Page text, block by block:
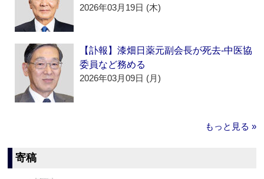
2026年03月19日 (木)
【訃報】漆畑日薬元副会長が死去‐中医協
委員など務める
2026年03月09日 (月)
もっと見る »
寄稿